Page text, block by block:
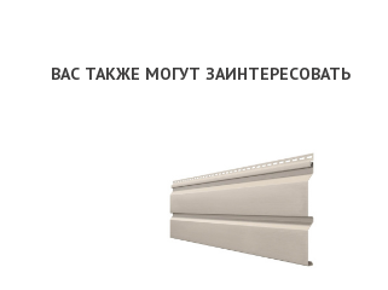
ВАС ТАКЖЕ МОГУТ ЗАИНТЕРЕСОВАТЬ